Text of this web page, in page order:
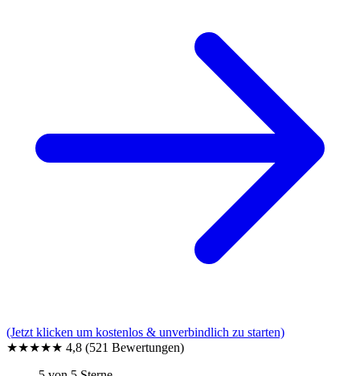
(Jetzt klicken um kostenlos & unverbindlich zu starten)
★★★★★ 4,8 (521 Bewertungen)